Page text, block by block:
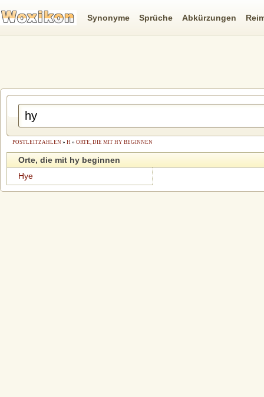
POSTLEITZAHLEN » H » ORTE, DIE MIT HY BEGINNEN
Orte, die mit hy beginnen
Hye
Synonyme Sprüche Abkürzungen